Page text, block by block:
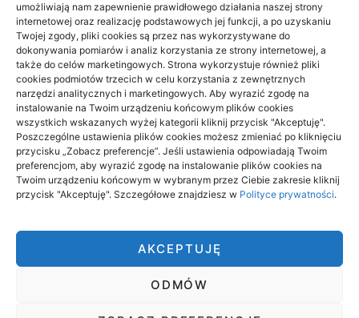
umożliwiają nam zapewnienie prawidłowego działania naszej strony
internetowej oraz realizację podstawowych jej funkcji, a po uzyskaniu
Twojej zgody, pliki cookies są przez nas wykorzystywane do
dokonywania pomiarów i analiz korzystania ze strony internetowej, a
także do celów marketingowych. Strona wykorzystuje również pliki
cookies podmiotów trzecich w celu korzystania z zewnętrznych
narzędzi analitycznych i marketingowych. Aby wyrazić zgodę na
instalowanie na Twoim urządzeniu końcowym plików cookies
wszystkich wskazanych wyżej kategorii kliknij przycisk "Akceptuję".
Poszczególne ustawienia plików cookies możesz zmieniać po kliknięciu
przycisku „Zobacz preferencje”. Jeśli ustawienia odpowiadają Twoim
preferencjom, aby wyrazić zgodę na instalowanie plików cookies na
Twoim urządzeniu końcowym w wybranym przez Ciebie zakresie kliknij
przycisk "Akceptuję". Szczegółowe znajdziesz w Polityce prywatności.
AKCEPTUJĘ
ODMÓW
Dane do naliczenia wynagrodzeń w
małej firmie
21/06/2026
CNOS
tego co się dzieje aktualnie na świecie. Jeżeli chcesz być
zawsze powiadomiony o tym co warto wiedzieć – odwiedzaj
Dołącz do naszej społeczności i wymieniaj się z innymi swoimi